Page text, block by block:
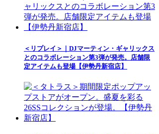
＜リプレイ＞｜DJマーティン・ギャリックス
とのコラボレーション第3弾が発売。店舗限
定アイテムも登場【伊勢丹新宿店】